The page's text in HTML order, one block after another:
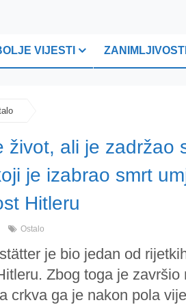
VIJESTI ZANIMLJIVOSTI
život, ali je zadržao
je izabrao smrt
Hitleru
Ostalo
je bio jedan od
Zbog toga je završio
crkva ga je nakon pola